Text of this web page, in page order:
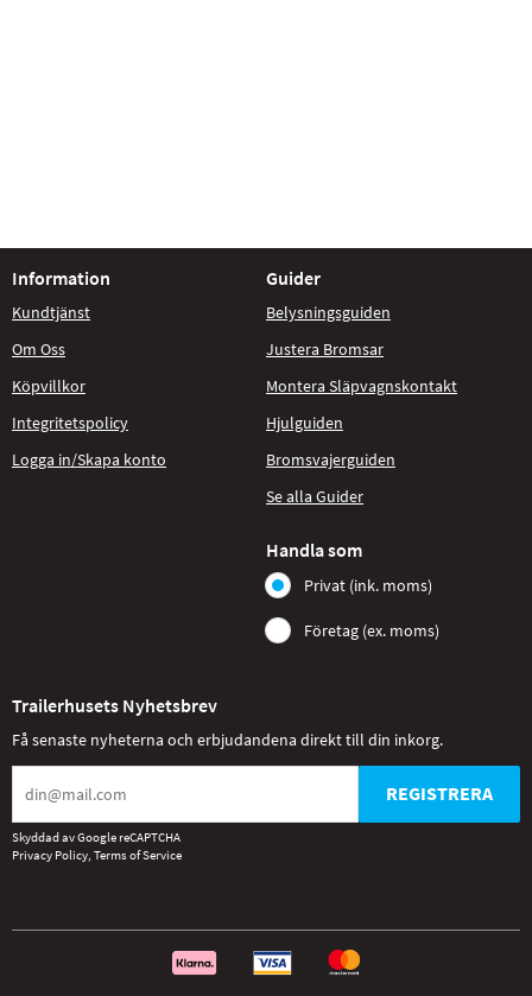
Information
Kundtjänst
Om Oss
Köpvillkor
Integritetspolicy
Logga in/Skapa konto
Guider
Belysningsguiden
Justera Bromsar
Montera Släpvagnskontakt
Hjulguiden
Bromsvajerguiden
Se alla Guider
Handla som
Privat (ink. moms)
Företag (ex. moms)
Trailerhusets Nyhetsbrev
Få senaste nyheterna och erbjudandena direkt till din inkorg.
REGISTRERA
Skyddad av Google reCAPTCHA
Privacy Policy Terms of Service